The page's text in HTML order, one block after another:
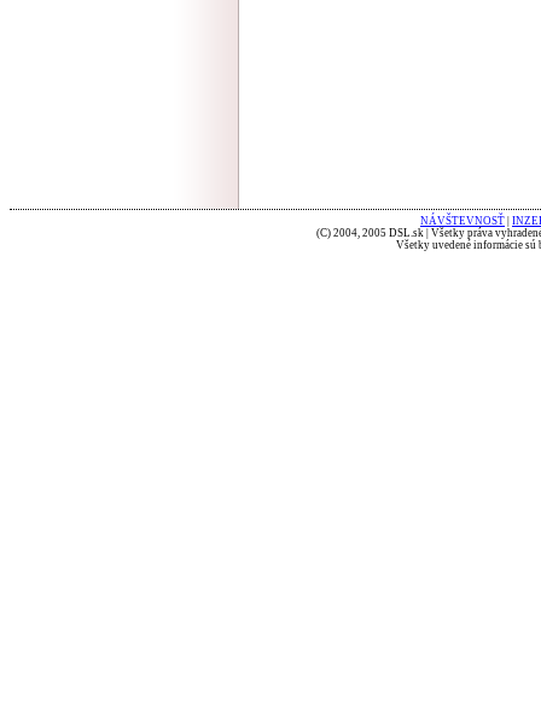
NÁVŠTEVNOSŤ
(C) 2004, 2005 DSL.sk | Všetky práva
Všetky uvedené informácie sú